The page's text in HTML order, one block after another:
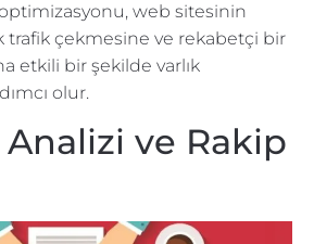
web sitesinin
trafik çekmesine ve rekabetçi bir
etkili bir şekilde varlık
olur.
ve Rakip